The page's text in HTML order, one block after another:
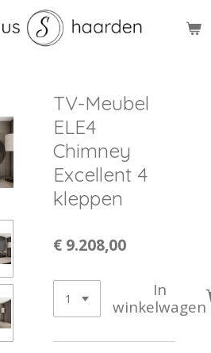
TV-Meubel
ELE4
Chimney
Excellent 4
kleppen
€ 9.208,00
In
winkelwagen